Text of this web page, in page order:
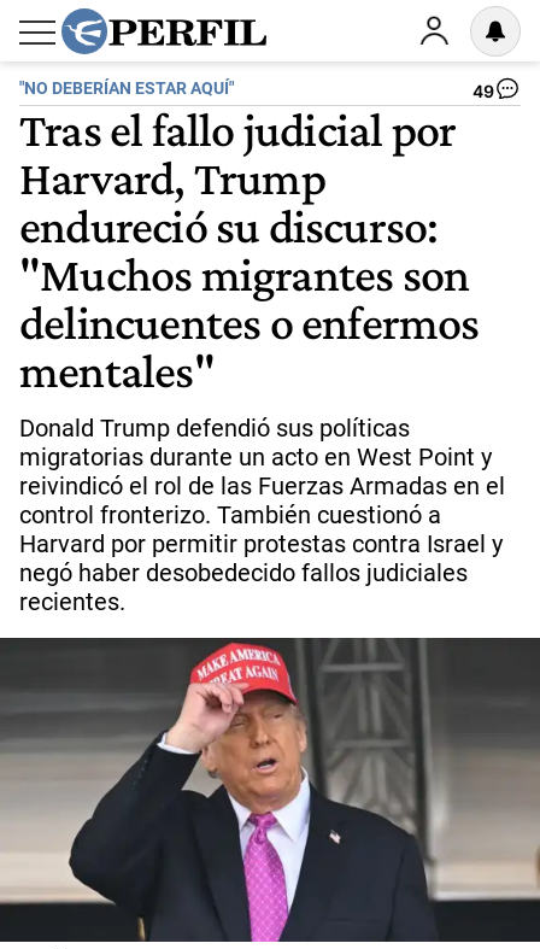
"NO DEBERÍAN ESTAR AQUÍ" 49
Tras el fallo judicial por
Harvard, Trump
endureció su discurso:
"Muchos migrantes son
delincuentes o enfermos
mentales"
Donald Trump defendió sus políticas
migratorias durante un acto en West Point y
reivindicó el rol de las Fuerzas Armadas en el
control fronterizo. También cuestionó a
Harvard por permitir protestas contra Israel y
negó haber desobedecido fallos judiciales
recientes.